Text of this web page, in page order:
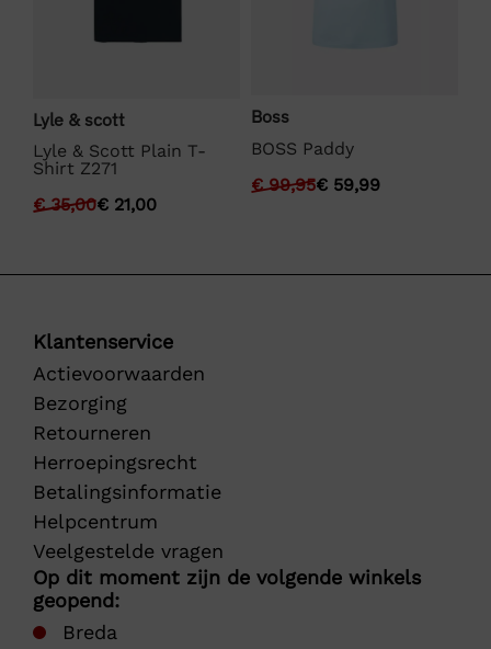
Lyle & scott
Lyle & Scott Plain T-
Shirt Z271
€35,00€ 21,00
Boss
BOSS Paddy
€99,95€ 59,99
Klantenservice
Actievoorwaarden
Bezorging
Retourneren
Herroepingsrecht
Betalingsinformatie
Helpcentrum
Veelgestelde vragen
Op dit moment zijn de volgende winkels
geopend:
Breda